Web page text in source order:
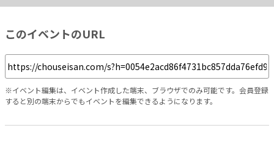
このイベントのURL
※イベント編集は、イベント作成した端末、ブラウザでのみ可能です。会員登録
すると別の端末からでもイベントを編集できるようになります。